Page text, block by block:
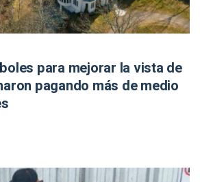
para mejorar la vista de
pagando más de medio